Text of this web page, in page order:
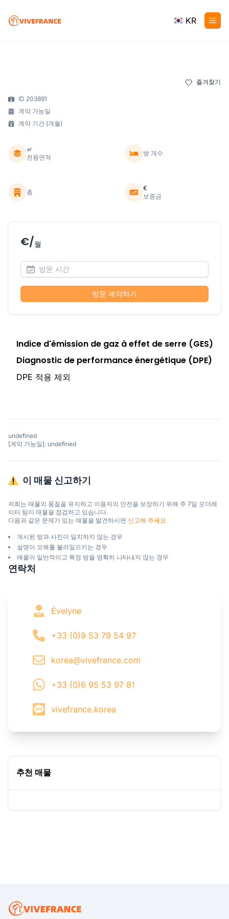
KR
즐겨찾기
ID 203891
계약 가능일
계약 기간 (개월)
㎡
전용면적
방 개수
층
€
보증금
€/월
방문 예약하기
Indice d'émission de gaz à effet de serre (GES)
Diagnostic de performance énergétique (DPE)
DPE 적용 제외
undefined
[계약 가능일]: undefined
이 매물 신고하기
저희는 매물의 품질을 유지하고 이용자의 안전을 보장하기 위해 주 7일 모더레
이터 팀이 매물을 점검하고 있습니다.
다음과 같은 문제가 있는 매물을 발견하시면 신고해 주세요
게시된 방과 사진이 일치하지 않는 경우
설명이 오해를 불러일으키는 경우
매물이 일반적이고 특정 방을 명확히 나타내지 않는 경우
연락처
Évelyne
+33 (0)9 53 79 54 97
korea@vivefrance.com
+33 (0)6 95 53 97 81
vivefrance.korea
추천 매물